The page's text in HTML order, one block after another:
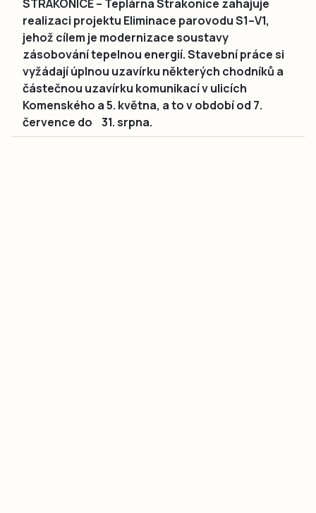
STRAKONICE – Teplárna Strakonice zahajuje
realizaci projektu Eliminace parovodu S1–V1,
jehož cílem je modernizace soustavy
zásobování tepelnou energií. Stavební práce si
vyžádají úplnou uzavírku některých chodníků a
částečnou uzavírku komunikací v ulicích
Komenského a 5. května, a to v období od 7.
července do 31. srpna.